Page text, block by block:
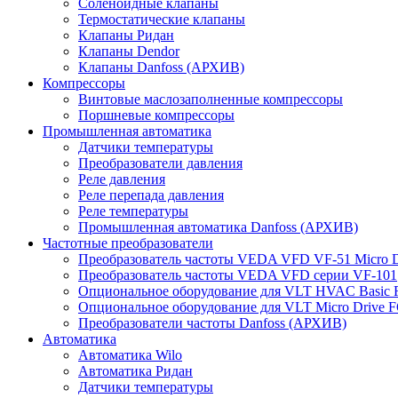
Соленоидные клапаны
Термостатические клапаны
Клапаны Ридан
Клапаны Dendor
Клапаны Danfoss (АРХИВ)
Компрессоры
Винтовые маслозаполненные компрессоры
Поршневые компрессоры
Промышленная автоматика
Датчики температуры
Преобразователи давления
Реле давления
Реле перепада давления
Реле температуры
Промышленная автоматика Danfoss (АРХИВ)
Частотные преобразователи
Преобразователь частоты VEDA VFD VF-51 Micro
Преобразователь частоты VEDA VFD серии VF-101
Опциональное оборудование для VLT HVAC Basic
Опциональное оборудование для VLT Micro Drive
Преобразователи частоты Danfoss (АРХИВ)
Автоматика
Автоматика Wilo
Автоматика Ридан
Датчики температуры